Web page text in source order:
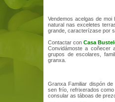
Vendemos acelgas de moi
natural nas exceletes
grande, caracterízase por
Contactar con Casa
Convidámoste a coñecer
grupos de escolares,
granxa.
Granxa Familiar dispón
sen frío, refrixerados
consular as táboas de